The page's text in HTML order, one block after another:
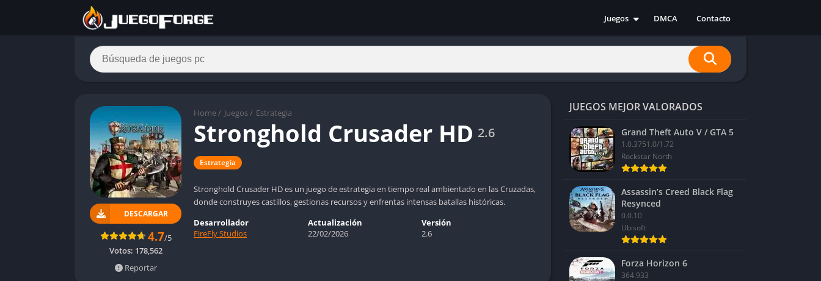
Juegos
Acción
Carreras
Deportes
Estrategia
Indie
RPG
Simulación
DMCA Contacto
Home / Juegos / Estrategia
Stronghold Crusader HD 2.6
Estrategia
Stronghold Crusader HD es un juego de estrategia en tiempo real ambientado en las Cruzadas,
donde construyes castillos, gestionas recursos y enfrentas intensas batallas históricas.
DESCARGAR
4.7/5
Votos: 178,562
Reportar
Desarrollador
FireFly Studios
Actualización
22/02/2026
Versión
2.6
JUEGOS MEJOR VALORADOS
Grand Theft Auto V / GTA 5
1.0.3751.0/1.72
Rockstar North
Assassin’s Creed Black Flag
Resynced
0.0.10
Ubisoft
Forza Horizon 6
364.933